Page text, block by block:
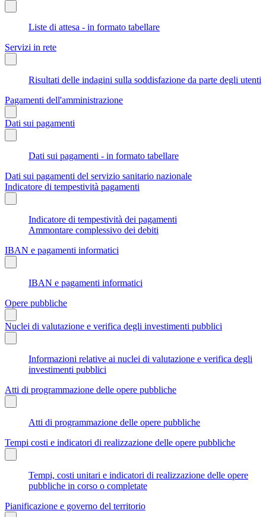
Liste di attesa - in formato tabellare
Servizi in rete
Risultati delle indagini sulla soddisfazione da parte degli utenti
Pagamenti dell'amministrazione
Dati sui pagamenti
Dati sui pagamenti - in formato tabellare
Dati sui pagamenti del servizio sanitario nazionale
Indicatore di tempestività pagamenti
Indicatore di tempestività dei pagamenti
Ammontare complessivo dei debiti
IBAN e pagamenti informatici
IBAN e pagamenti informatici
Opere pubbliche
Nuclei di valutazione e verifica degli investimenti pubblici
Informazioni relative ai nuclei di valutazione e verifica degli
investimenti pubblici
Atti di programmazione delle opere pubbliche
Atti di programmazione delle opere pubbliche
Tempi costi e indicatori di realizzazione delle opere pubbliche
Tempi, costi unitari e indicatori di realizzazione delle opere
pubbliche in corso o completate
Pianificazione e governo del territorio